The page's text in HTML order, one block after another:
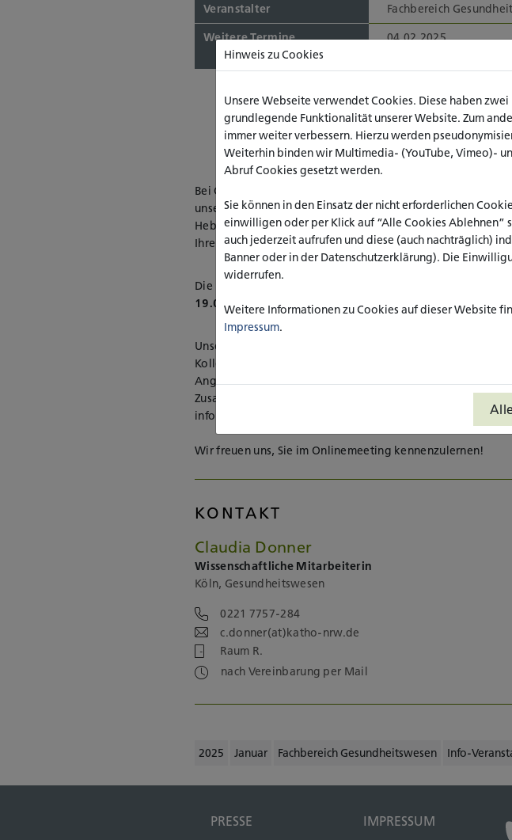
Veranstalter
Fachbereich
Weitere Termine
04.02.2025
Termin im
Bei Online-Informationsveranstaltungen informieren wir
unseren Studiengang Angewandte
Hebammenwissenschaft/Midwifery, B.Sc. und beantworten
Ihre Fragen!
Die Informationsabende finden am
19.02.2025
jeweils um 18:00 Uhr statt.
Unsere Wissenschaftliche Mitarbeiterin Claudia Donner und
Kolleginnen schildern den Aufbau des Studiengangs
Angewandten Hebammenwissenschaft/Midwifery (B.Sc.),
Zusammenarbeit mit den kooperierenden
informieren über den Ablauf des
Wir freuen uns, Sie im Onlinemeeting kennenzulernen!
KONTAKT
Claudia Donner
Wissenschaftliche Mitarbeiterin
Köln, Gesundheitswesen
0221 7757-284
c.donner(at)katho-nrw.de
Raum R.
nach Vereinbarung per Mail
2025 Januar Fachbereich Gesundheitswesen Info-
PRESSE
IMPRESSUM
Hinweis zu Cookies
Unsere Webseite verwendet Cookies. Diese haben
grundlegende Funktionalität unserer Website. Zum
immer weiter verbessern. Hierzu werden
Weiterhin binden wir Multimedia- (YouTube, Vimeo)-
Abruf Cookies gesetzt werden.
Sie können in den Einsatz der nicht erforderlichen
einwilligen oder per Klick auf “Alle Cookies Ablehnen”
auch jederzeit aufrufen und diese (auch nachträglich)
Banner oder in der Datenschutzerklärung). Die
widerrufen.
Weitere Informationen zu Cookies auf dieser Website
Impressum.